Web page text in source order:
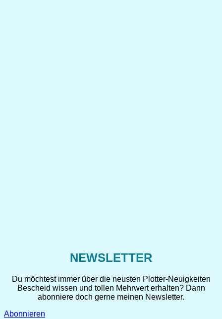
NEWSLETTER
Du möchtest immer über die neusten Plotter-Neuigkeiten
Bescheid wissen und tollen Mehrwert erhalten? Dann
abonniere doch gerne meinen Newsletter.
Abonnieren